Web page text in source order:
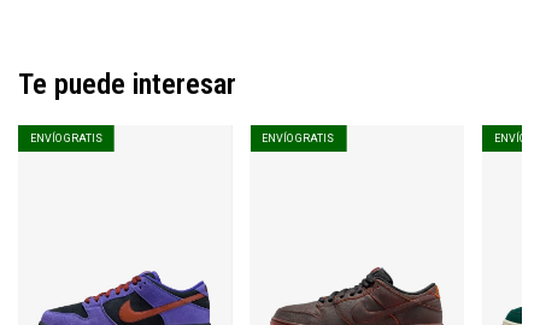
Te puede interesar
ENVÍO GRATIS ENVÍO GRATIS ENVÍO